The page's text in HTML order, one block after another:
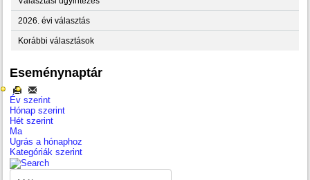
2026. évi választás
Korábbi választások
Eseménynaptár
Év szerint
Hónap szerint
Hét szerint
Ma
Ugrás a hónaphoz
Kategóriák szerint